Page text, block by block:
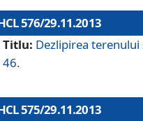
576/29.11.2013
Titlu: Dezlipirea
46.
575/29.11.2013